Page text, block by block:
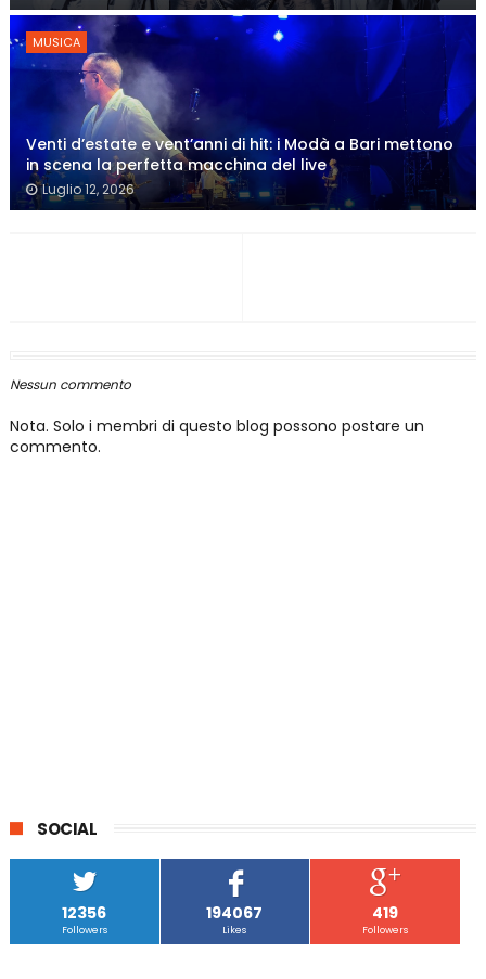
MUSICA
Venti d’estate e vent’anni di hit: i Modà a Bari mettono
in scena la perfetta macchina del live
Luglio 12, 2026
Nessun commento
Nota. Solo i membri di questo blog possono postare un
commento.
SOCIAL
12356
Followers
194067
Likes
419
Followers